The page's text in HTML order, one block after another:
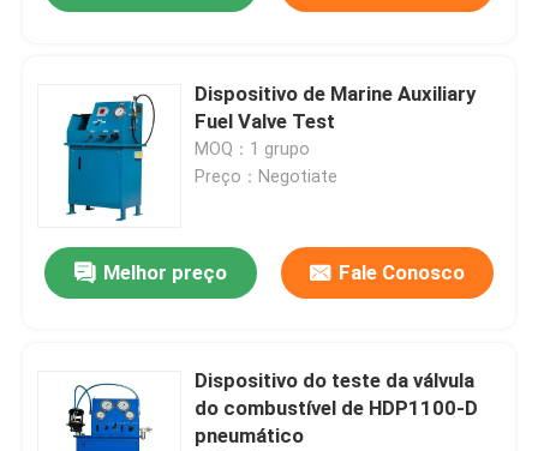
Dispositivo de Marine Auxiliary
Fuel Valve Test
MOQ：1 grupo
Preço：Negotiate
Melhor preço Fale Conosco
Dispositivo do teste da válvula
do combustível de HDP1100-D
pneumático